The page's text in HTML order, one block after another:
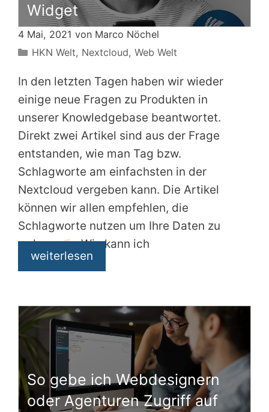
Widget
4 Mai, 2021 von Marco Nöchel
Kategorien
HKN Welt, Nextcloud, Web Welt
In den letzten Tagen haben wir wieder
einige neue Fragen zu Produkten in
unserer Knowledgebase beantwortet.
Direkt zwei Artikel sind aus der Frage
entstanden, wie man Tag bzw.
Schlagworte am einfachsten in der
Nextcloud vergeben kann. Die Artikel
können wir allen empfehlen, die
Schlagworte nutzen um Ihre Daten zu
ordnen.
Wie kann ich
weiterlesen
So gebe ich Webdesignern
oder Agenturen Zugriff auf